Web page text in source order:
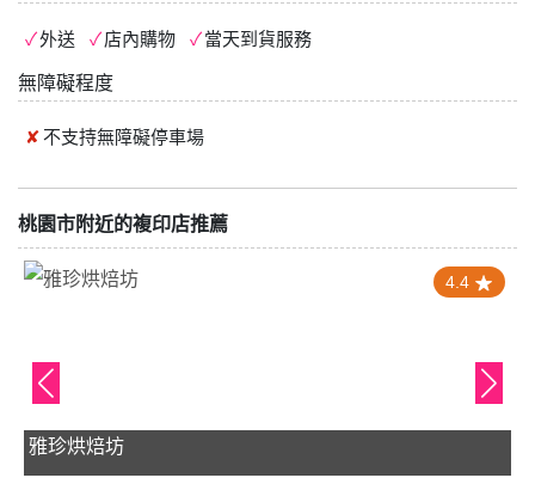
外送 店內購物 當天到貨服務
無障礙程度
不支持無障礙停車場
桃園市附近的複印店推薦
4.4
雅珍烘焙坊